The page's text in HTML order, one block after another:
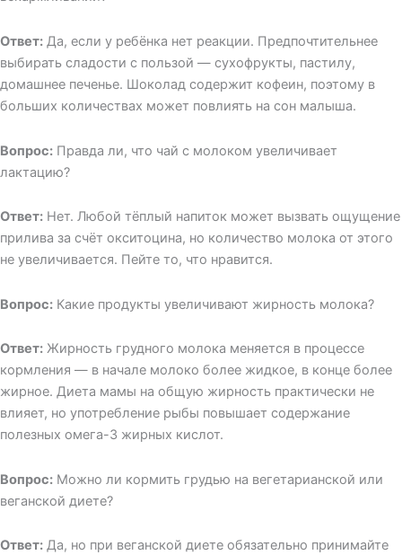
Ответ: Да, если у ребёнка нет реакции. Предпочтительнее
выбирать сладости с пользой — сухофрукты, пастилу,
домашнее печенье. Шоколад содержит кофеин, поэтому в
больших количествах может повлиять на сон малыша.
Вопрос: Правда ли, что чай с молоком увеличивает
лактацию?
Ответ: Нет. Любой тёплый напиток может вызвать ощущение
прилива за счёт окситоцина, но количество молока от этого
не увеличивается. Пейте то, что нравится.
Вопрос: Какие продукты увеличивают жирность молока?
Ответ: Жирность грудного молока меняется в процессе
кормления — в начале молоко более жидкое, в конце более
жирное. Диета мамы на общую жирность практически не
влияет, но употребление рыбы повышает содержание
полезных омега-3 жирных кислот.
Вопрос: Можно ли кормить грудью на вегетарианской или
веганской диете?
Ответ: Да, но при веганской диете обязательно принимайте